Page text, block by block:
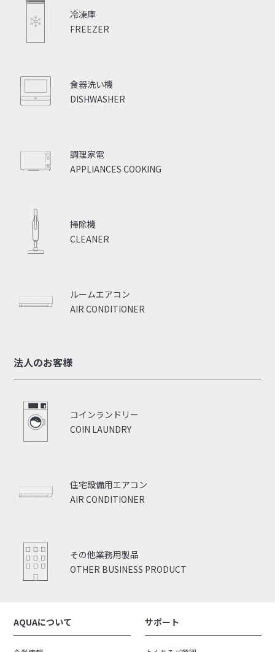
FREEZER
冷凍庫
DISHWASHER
食器洗い機
APPLIANCES COOKING
調理家電
CLEANER
掃除機
AIR CONDITIONER
ルームエアコン
法人のお客様
COIN LAUNDRY
コインランドリー
AIR CONDITIONER
住宅設備用エアコン
OTHER BUSINESS PRODUCT
その他業務用製品
AQUAについて サポート